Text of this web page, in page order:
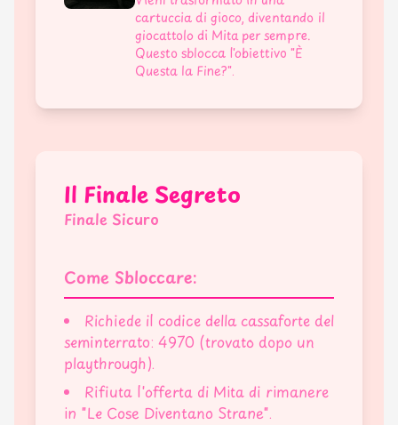
cartuccia di gioco, diventando il
giocattolo di Mita per sempre.
Questo sblocca l'obiettivo "È
Questa la Fine?".
Il Finale Segreto
Finale Sicuro
Come Sbloccare:
Richiede il codice della cassaforte del
seminterrato: 4970 (trovato dopo un
playthrough).
Rifiuta l'offerta di Mita di rimanere
in "Le Cose Diventano Strane".